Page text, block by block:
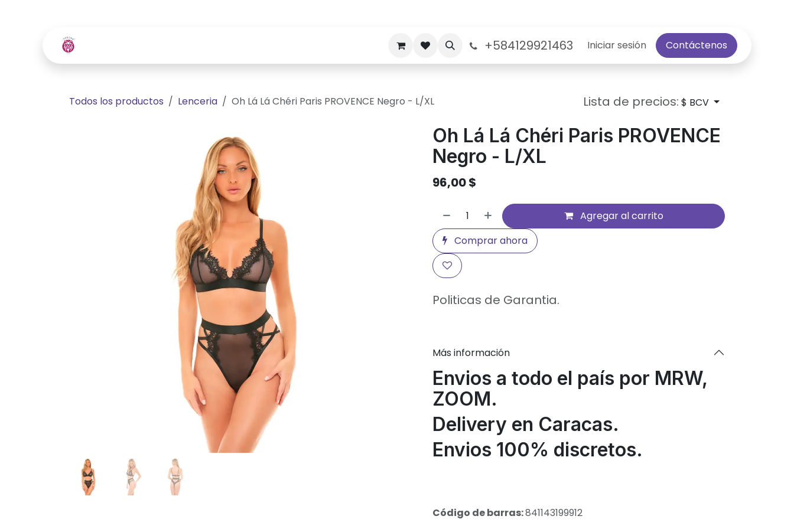
Politicas de Garantia Sobre nosotros+584129921463 Iniciar sesión Contáctenos
Todos los productos Lenceria Oh Lá Lá Chéri Paris PROVENCE Negro - L/XL Lista de precios: $ BCV
Oh Lá Lá Chéri Paris PROVENCE
Negro - L/XL
96,00$
Agregar al carrito
Comprar ahora
Politicas de Garantia.
Más información
Envios a todo el país por MRW,
ZOOM.
Delivery en Caracas.
Envios 100% discretos.
Código de barras:841143199912